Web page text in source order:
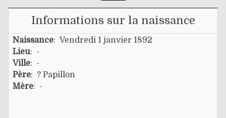
Informations sur la naissance
Naissance: Vendredi 1 janvier 1892
Lieu: -
Ville: -
Père: ? Papillon
Mère: -